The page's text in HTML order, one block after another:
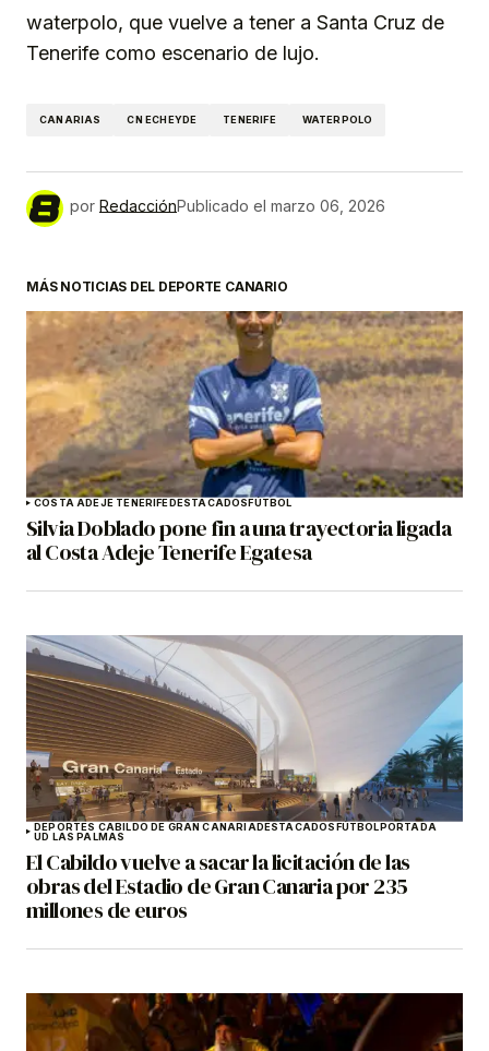
waterpolo, que vuelve a tener a Santa Cruz de
Tenerife como escenario de lujo.
CANARIAS CN ECHEYDE TENERIFE WATERPOLO
por RedacciónPublicado el marzo 06, 2026
MÁS NOTICIAS DEL DEPORTE CANARIO
COSTA ADEJE TENERIFEDESTACADOSFÚTBOL
Silvia Doblado pone fin a una trayectoria ligada
al Costa Adeje Tenerife Egatesa
DEPORTES CABILDO DE GRAN CANARIADESTACADOSFÚTBOLPORTADA
UD LAS PALMAS
El Cabildo vuelve a sacar la licitación de las
obras del Estadio de Gran Canaria por 235
millones de euros